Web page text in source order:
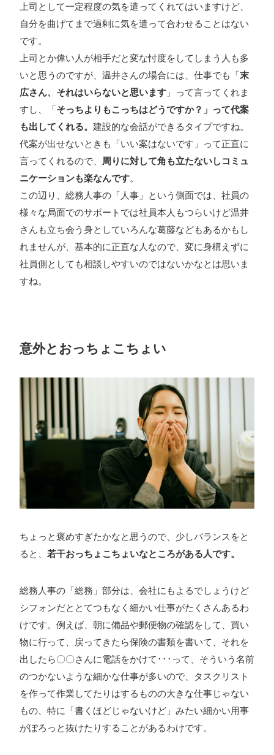
上司として一定程度の気を遣ってくれてはいますけど、
自分を曲げてまで過剰に気を遣って合わせることはない
です。
上司とか偉い人が相手だと変な忖度をしてしまう人も多
いと思うのですが、温井さんの場合には、仕事でも「末
広さん、それはいらないと思います 」って言ってくれま
すし、「そっちよりもこっちはどうですか？」って代案
も出してくれる。 建設的な会話ができるタイプですね。
代案が出せないときも「いい案はないです」って正直に
言ってくれるので、
周りに対して角も立たないしコミュ
ニケーションも楽なんです。
この辺り、総務人事の「人事」という側面では、社員の
様々な局面でのサポートでは社員本人もつらいけど温井
さんも立ち会う身としていろんな葛藤などもあるかもし
れませんが、基本的に正直な人なので、変に身構えずに
社員側としても相談しやすいのではないかなとは思いま
すね。
意外とおっちょこちょい
ちょっと褒めすぎたかなと思うので、少しバランスをと
ると、 若干おっちょこちょいなところがある人です。
総務人事の「総務」部分は、会社にもよるでしょうけど
シフォンだととてつもなく細かい仕事がたくさんあるわ
けです。例えば、朝に備品や郵便物の確認をして、買い
物に行って、戻ってきたら保険の書類を書いて、それを
出したら〇〇さんに電話をかけて･･･って、そういう名前
のつかないような細かな仕事が多いので、タスクリスト
を作って作業してたりはするものの大きな仕事じゃない
もの、特に「書くほどじゃないけど」みたい細かい用事
がぽろっと抜けたりすることがあるわけです。